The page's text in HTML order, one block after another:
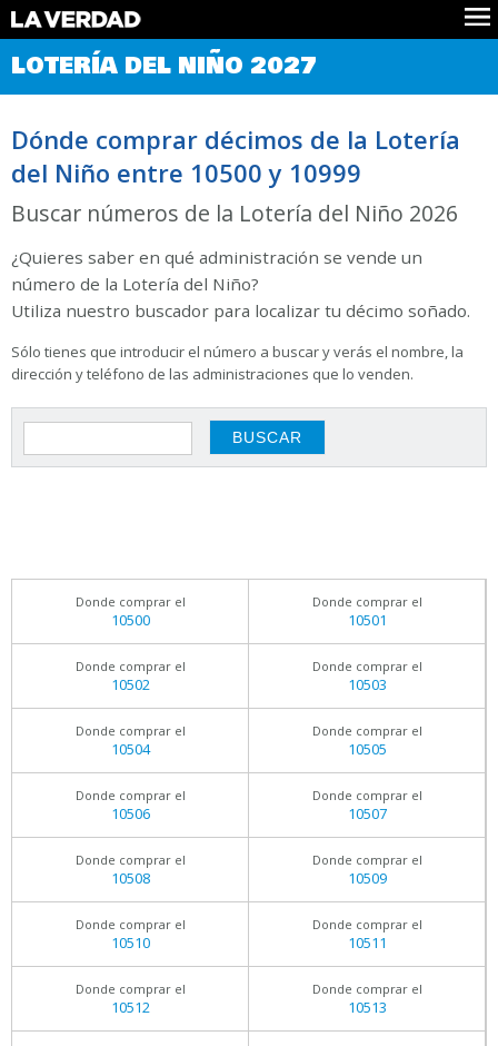
Comprobar Loteria del Niño
Premios
Noticias
Datos
Historia
LOTERÍA DEL NIÑO 2027
Dónde comprar décimos de la Lotería
del Niño entre 10500 y 10999
Buscar números de la Lotería del Niño 2026
¿Quieres saber en qué administración se vende un
número de la Lotería del Niño?
Utiliza nuestro buscador para localizar tu décimo soñado.
Sólo tienes que introducir el número a buscar y verás el nombre, la
dirección y teléfono de las administraciones que lo venden.
Donde comprar el
10500
Donde comprar el
10501
Donde comprar el
10502
Donde comprar el
10503
Donde comprar el
10504
Donde comprar el
10505
Donde comprar el
10506
Donde comprar el
10507
Donde comprar el
10508
Donde comprar el
10509
Donde comprar el
10510
Donde comprar el
10511
Donde comprar el
10512
Donde comprar el
10513